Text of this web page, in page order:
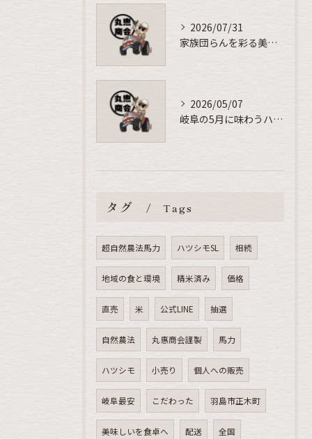
2026/07/31
家族団らんを彩る美味しいお米の秘密
2026/05/07
岐阜の5月に味わうハツシモの美味しい食べ方
タグ Tags
超自然農法馬力 ハツシモSL 相続
地域の食と環境 精米済み 価格
直売 米 公式LINE 抽選
自然農法 丸惠商会謹製 馬力
ハツシモ 小売り 個人への販売
岐阜最安 こだわった 羽島市正木町
美味しいを食卓へ 配送 全国